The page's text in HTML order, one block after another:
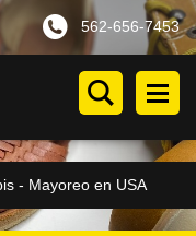
562-656-7453
- Mayoreo en USA